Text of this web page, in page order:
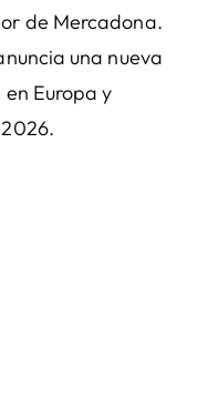
de Mercadona.
una nueva
Europa y